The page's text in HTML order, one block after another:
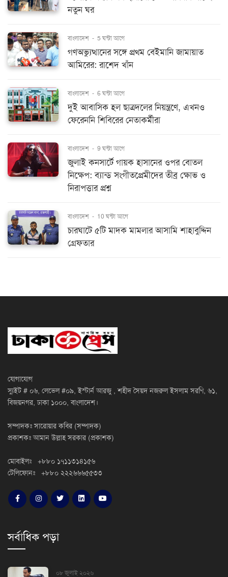
নতুন ঘর
বাংলাদেশ - 5 ঘন্টা আগে
গণঅভ্যুত্থানের সঙ্গে প্রথম বেইমানি জামায়াত
আমিরের: রাশেদ খাঁন
বাংলাদেশ - 6 ঘন্টা আগে
দুই আবাসিক হল ছাত্রদলের নিয়ন্ত্রণে, এখনও
ফেরেননি শিবিরের নেতাকর্মীরা
বাংলাদেশ - 9 ঘন্টা আগে
জুলাই কনসার্টে গায়ক হাসানের ওপর বোতল
নিক্ষেপ: ব্যান্ড সংগীতপ্রেমীদের তীব্র ক্ষোভ ও
নিরাপত্তার প্রশ্ন
বাংলাদেশ - 10 ঘন্টা আগে
চারঘাটে ৫টি মাদক মামলার আসামি শাহাবুদ্দিন
গ্রেফতার
যোগাযোগ
স্যুইট # ০৬, লেভেল #০৯, ইস্টার্ন আরজু , শহীদ সৈয়দ নজরুল ইসলাম সরণি, ৬১,
বিজয়নগর, ঢাকা ১০০০, বাংলাদেশ।
সম্পাদকঃ সারোয়ার কবির (সম্পাদক)
প্রকাশকঃ আমান উল্লাহ সরকার (প্রকাশক)
মোবাইলঃ +৮৮০ ১৭১১৩১৪১৫৬
টেলিফোনঃ +৮৮০ ২২২৬৬৬৫৫৩৩
সর্বাধিক পড়া
০৮ জুলাই ২০২৬